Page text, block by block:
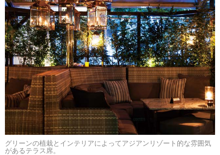
グリーンの植栽とインテリアによってアジアンリゾート的な雰囲気
があるテラス席。